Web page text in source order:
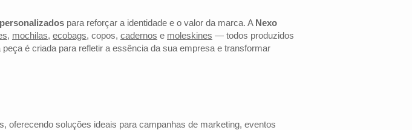
para reforçar a identidade e o valor da marca. A Nexo
, mochilas, ecobags, copos, cadernos e moleskines — todos produzidos
é criada para refletir a essência da sua empresa e transformar
oferecendo soluções ideais para campanhas de marketing, eventos